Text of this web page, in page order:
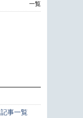
一覧
記事一覧